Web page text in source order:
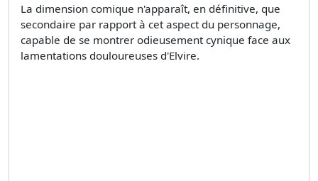
La dimension comique n'apparaît, en définitive, que
secondaire par rapport à cet aspect du personnage,
capable de se montrer odieusement cynique face aux
lamentations douloureuses d'Elvire.